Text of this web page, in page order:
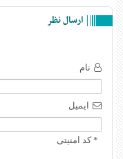
ارسال نظر
نام
ایمیل
* کد امنیتی